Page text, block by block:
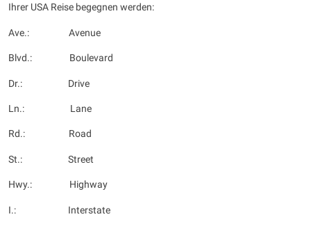
Ihrer USA Reise begegnen werden:
Ave.: Avenue
Blvd.: Boulevard
Dr.: Drive
Ln.: Lane
Rd.: Road
St.: Street
Hwy.: Highway
I.: Interstate